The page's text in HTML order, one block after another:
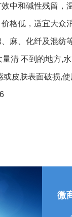
中和碱性残留，
格低，适宜大众
麻、化纤及混纺
清 不到的地方,
皮肤表面破损,使
微